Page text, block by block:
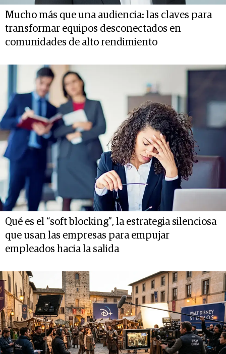
Mucho más que una audiencia: las claves para
transformar equipos desconectados en
comunidades de alto rendimiento
Qué es el “soft blocking”, la estrategia silenciosa
que usan las empresas para empujar
empleados hacia la salida